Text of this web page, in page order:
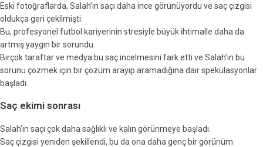
Eski fotoğraflarda, Salah’ın saçı daha ince görünüyordu ve saç çizgisi
oldukça geri çekilmişti.
Bu, profesyonel futbol kariyerinin stresiyle büyük ihtimalle daha da
artmış yaygın bir sorundu.
Birçok taraftar ve medya bu saç incelmesini fark etti ve Salah’ın bu
sorunu çözmek için bir çözüm arayıp aramadığına dair spekülasyonlar
başladı.
Saç ekimi sonrası
Salah’ın saçı çok daha sağlıklı ve kalın görünmeye başladı.
Saç çizgisi yeniden şekillendi, bu da ona daha genç bir görünüm